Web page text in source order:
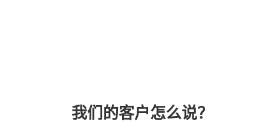
我们的客户怎么说？